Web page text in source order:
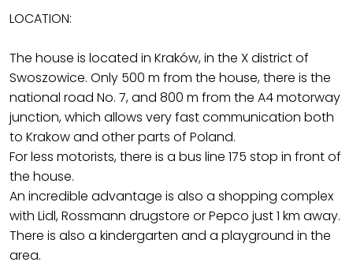
LOCATION:
The house is located in Kraków, in the X district of
Swoszowice. Only 500 m from the house, there is the
national road No. 7, and 800 m from the A4 motorway
junction, which allows very fast communication both
to Krakow and other parts of Poland.
For less motorists, there is a bus line 175 stop in front of
the house.
An incredible advantage is also a shopping complex
with Lidl, Rossmann drugstore or Pepco just 1 km away.
There is also a kindergarten and a playground in the
area.